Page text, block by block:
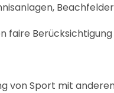
faire
von Sport mit